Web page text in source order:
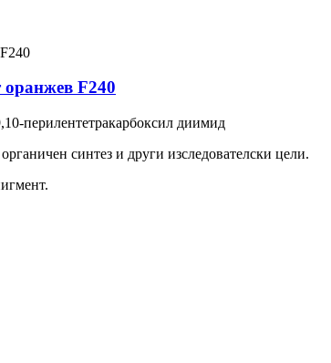
оранжев F240
перилентетракарбоксил диимид
синтез и други изследователски цели.